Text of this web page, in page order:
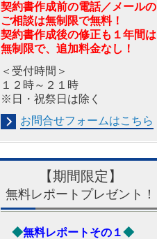
契約書作成前の電話／メールの
ご相談は無制限で無料！
契約書作成後の修正も１年間は
無制限で、追加料金なし！
＜受付時間＞
１２時～２１時
※日・祝祭日は除く
お問合せフォームはこちら
【期間限定】
無料レポートプレゼント！
◆無料レポートその１◆